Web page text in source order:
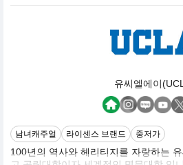
유씨엘에이
남녀캐주얼 라이센스 브랜드 중저가
100년의 역사와 헤리티지를 자랑하는